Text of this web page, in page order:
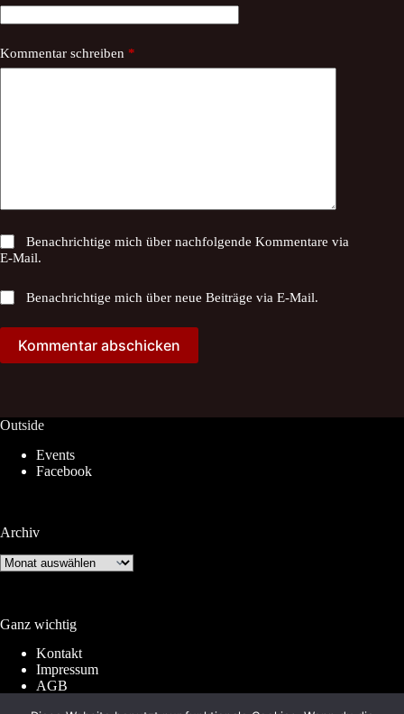
Kommentar schreiben *
Benachrichtige mich über nachfolgende Kommentare via
E-Mail.
Benachrichtige mich über neue Beiträge via E-Mail.
Kommentar abschicken
Outside
Events
Facebook
Archiv
Archiv
Ganz wichtig
Kontakt
Impressum
AGB